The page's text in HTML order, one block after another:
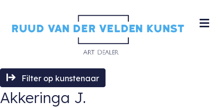
Filter op kunstenaar
Akkeringa J.